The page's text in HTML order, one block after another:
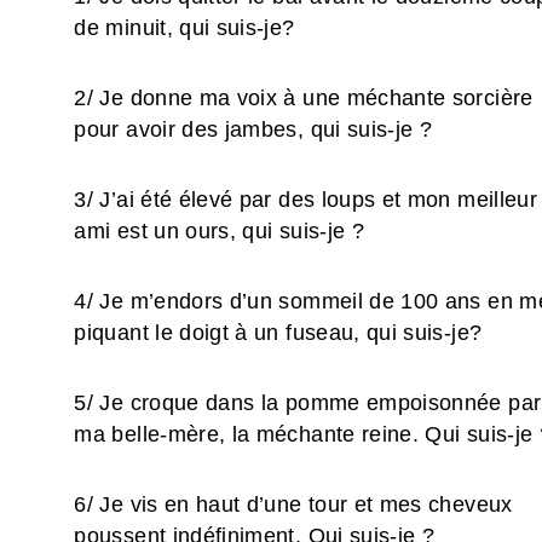
de minuit, qui suis-je?
2/ Je donne ma voix à une méchante sorcière
pour avoir des jambes, qui suis-je ?
3/ J’ai été élevé par des loups et mon meilleur
ami est un ours, qui suis-je ?
4/ Je m’endors d’un sommeil de 100 ans en
piquant le doigt à un fuseau, qui suis-je?
5/ Je croque dans la pomme empoisonnée par
ma belle-mère, la méchante reine. Qui suis-je
6/ Je vis en haut d’une tour et mes cheveux
poussent indéfiniment. Qui suis-je ?